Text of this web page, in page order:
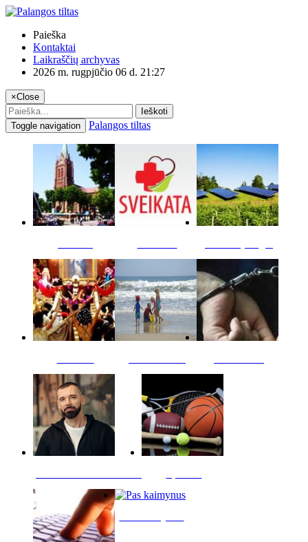
Paieška
Kontaktai
Laikraščių archyvas
2026 m. rugpjūčio 06 d. 21:27
×Close
Ieškoti
Toggle navigation
Palangos tiltas